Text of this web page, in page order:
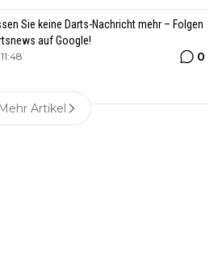
Sie keine Darts-Nachricht mehr – Folgen
auf Google!
0
Mehr Artikel